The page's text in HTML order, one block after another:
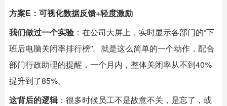
方案E：可视化数据反馈+轻度激励
我们做过一个实验 ：在公司大屏上，实时显示各部门的“下
班后电脑关闭率排行榜”。就是这么简单的一个动作，配合
部门行政助理的提醒，一个月内，整体关闭率从不到40%
提升到了85%。
这背后的逻辑：很多时候员工不是故意不关，是忘了，或